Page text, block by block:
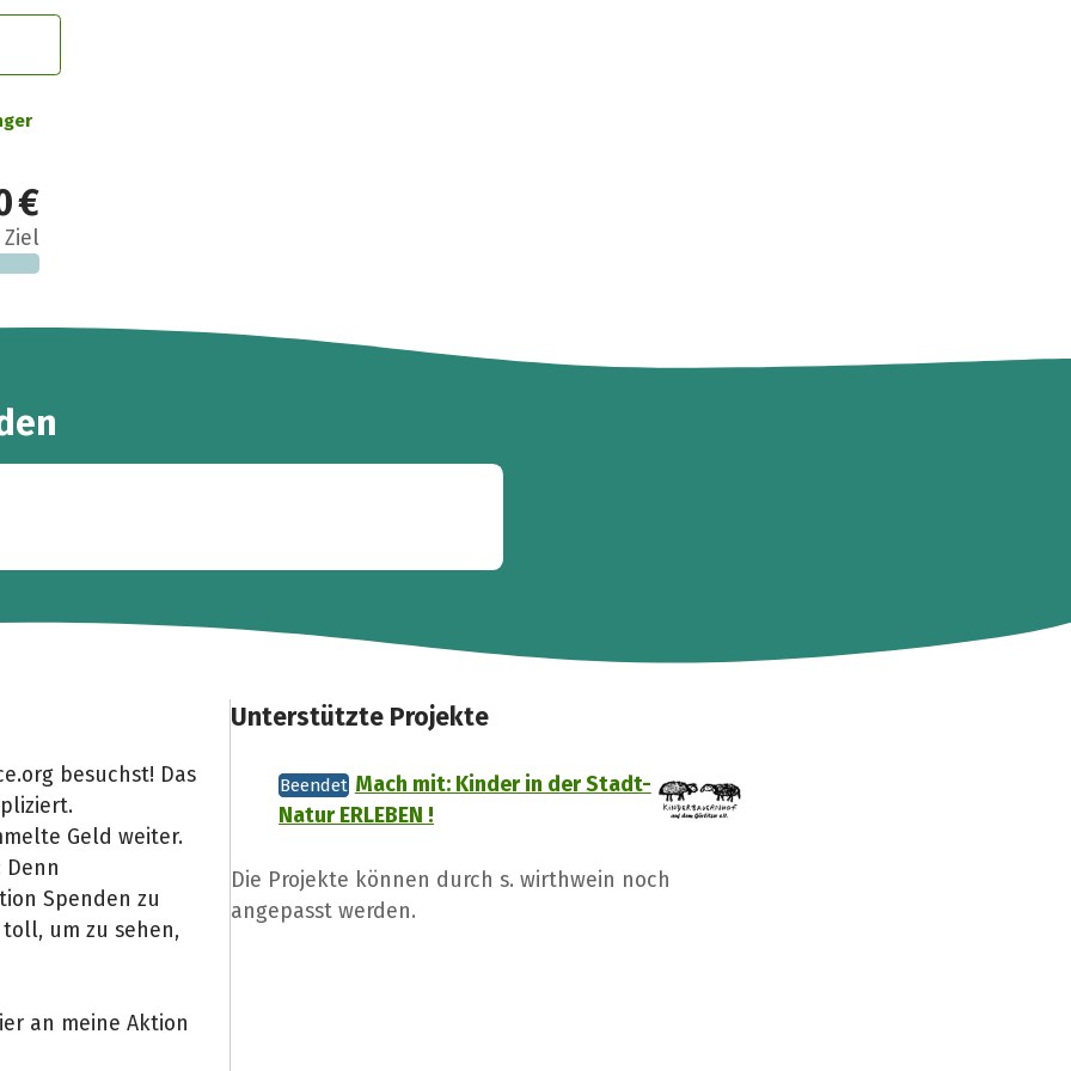
€
besuchst! Das
Geld weiter.
Spenden zu
um zu sehen,
an meine Aktion
Unterstützte Projekte
Beendet Mach mit: Kinder in der Stadt-
Natur ERLEBEN !
Die Projekte können durch s. wirthwein noch
angepasst werden.